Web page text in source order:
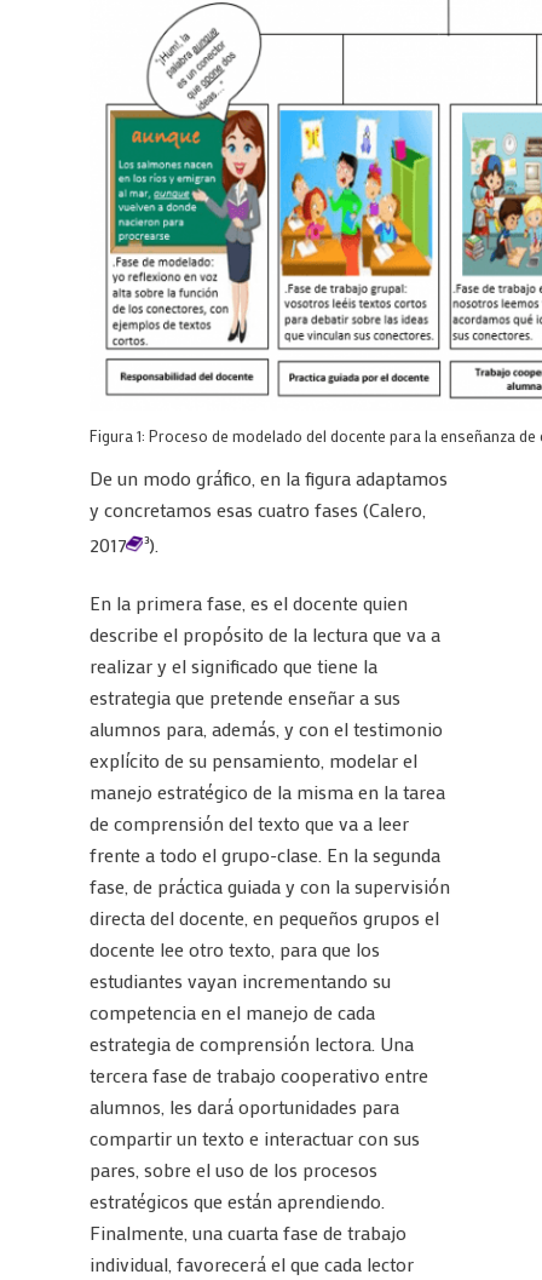
Figura 1: Proceso de modelado del docente para la enseñanza
De un modo gráfico, en la figura adaptamos
y concretamos esas cuatro fases (Calero,
2017
3).
En la primera fase, es el docente quien
describe el propósito de la lectura que va a
realizar y el significado que tiene la
estrategia que pretende enseñar a sus
alumnos para, además, y con el testimonio
explícito de su pensamiento, modelar el
manejo estratégico de la misma en la tarea
de comprensión del texto que va a leer
frente a todo el grupo-clase. En la segunda
fase, de práctica guiada y con la supervisión
directa del docente, en pequeños grupos el
docente lee otro texto, para que los
estudiantes vayan incrementando su
competencia en el manejo de cada
estrategia de comprensión lectora. Una
tercera fase de trabajo cooperativo entre
alumnos, les dará oportunidades para
compartir un texto e interactuar con sus
pares, sobre el uso de los procesos
estratégicos que están aprendiendo.
Finalmente, una cuarta fase de trabajo
individual, favorecerá el que cada lector